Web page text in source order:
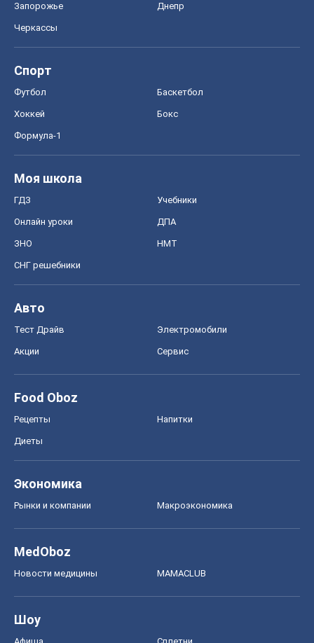
Запорожье Днепр
Черкассы
Спорт
Футбол Баскетбол
Хоккей Бокс
Формула-1
Моя школа
ГДЗ Учебники
Онлайн уроки ДПА
ЗНО НМТ
СНГ решебники
Авто
Тест Драйв Электромобили
Акции Сервис
Food Oboz
Рецепты Напитки
Диеты
Экономика
Рынки и компании Mакроэкономика
MedOboz
Новости медицины MAMACLUB
Шоу